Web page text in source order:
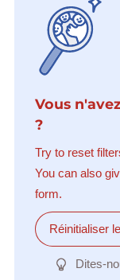
Vous
?
Try to reset
You can also
form.
Réinitialiser
Dites-